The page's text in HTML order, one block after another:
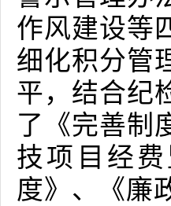
作风建设等
细化积分管
平，结合纪
了《完善制
技项目经
度》、《廉